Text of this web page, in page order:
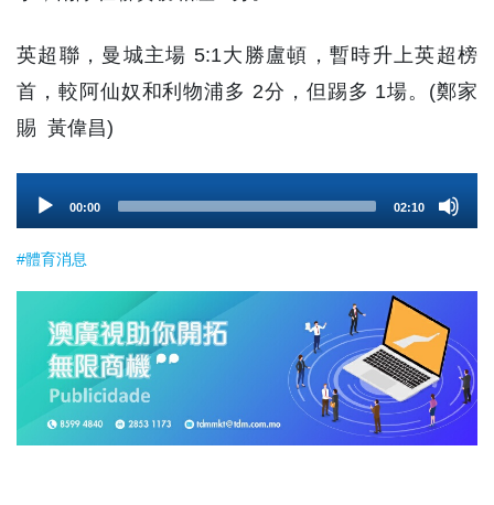
英超聯，曼城主場 5:1大勝盧頓，暫時升上英超榜
首，較阿仙奴和利物浦多 2分，但踢多 1場。(鄭家
賜 黃偉昌)
Player
00:00 02:10
#體育消息